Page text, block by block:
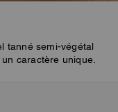
tanné semi-végétal
caractère unique.